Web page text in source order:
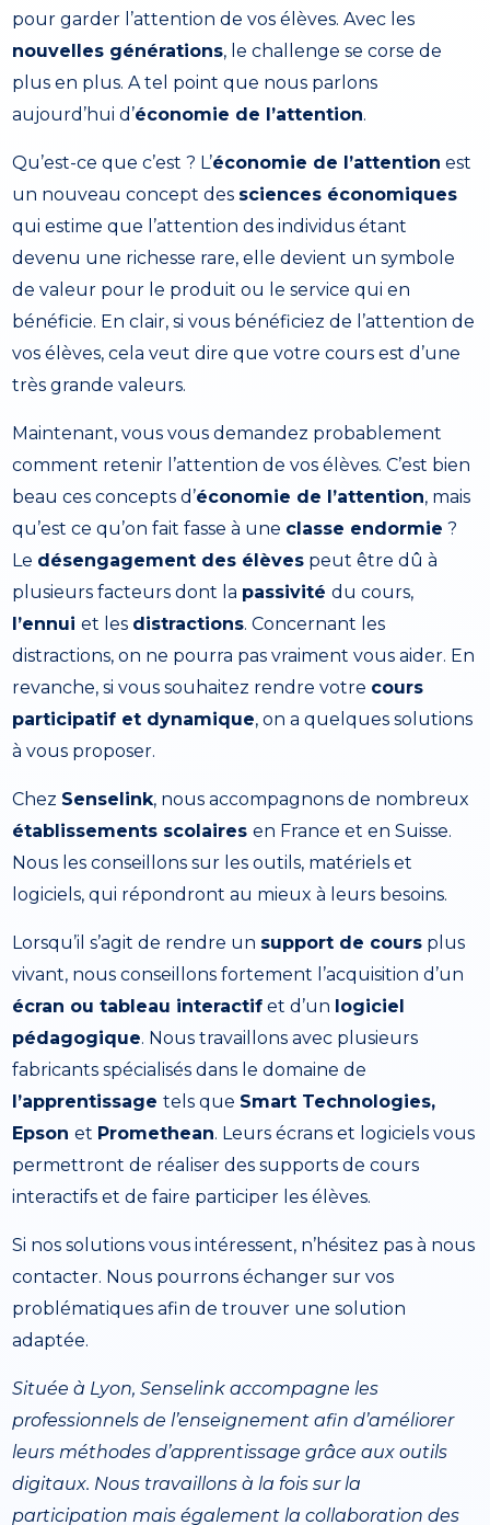
pour garder l’attention de vos élèves. Avec les
nouvelles générations, le challenge se corse de
plus en plus. A tel point que nous parlons
aujourd’hui d’économie de l’attention.
Qu’est-ce que c’est ? L’économie de l’attention est
un nouveau concept des sciences économiques
qui estime que l’attention des individus étant
devenu une richesse rare, elle devient un symbole
de valeur pour le produit ou le service qui en
bénéficie. En clair, si vous bénéficiez de l’attention de
vos élèves, cela veut dire que votre cours est d’une
très grande valeurs.
Maintenant, vous vous demandez probablement
comment retenir l’attention de vos élèves. C’est bien
beau ces concepts d’économie de l’attention, mais
qu’est ce qu’on fait fasse à une classe endormie ?
Le désengagement des élèves peut être dû à
plusieurs facteurs dont la passivitédu cours,
l’ennuiet les distractions. Concernant les
distractions, on ne pourra pas vraiment vous aider. En
revanche, si vous souhaitez rendre votre cours
participatif et dynamique, on a quelques solutions
à vous proposer.
Chez Senselink, nous accompagnons de nombreux
établissements scolairesen France et en Suisse.
Nous les conseillons sur les outils, matériels et
logiciels, qui répondront au mieux à leurs besoins.
Lorsqu’il s’agit de rendre un support de cours plus
vivant, nous conseillons fortement l’acquisition d’un
écran ou tableau interactif et d’un logiciel
pédagogique. Nous travaillons avec plusieurs
fabricants spécialisés dans le domaine de
l’apprentissagetels que Smart Technologies,
Epsonet Promethean. Leurs écrans et logiciels vous
permettront de réaliser des supports de cours
interactifs et de faire participer les élèves.
Si nos solutions vous intéressent, n’hésitez pas à nous
contacter. Nous pourrons échanger sur vos
problématiques afin de trouver une solution
adaptée.
Située à Lyon, Senselink accompagne les
professionnels de l’enseignement afin d’améliorer
leurs méthodes d’apprentissage grâce aux outils
digitaux. Nous travaillons à la fois sur la
participation mais également la collaboration des